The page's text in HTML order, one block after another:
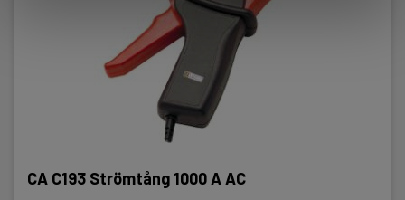
CA C193 Strömtång 1000 A AC